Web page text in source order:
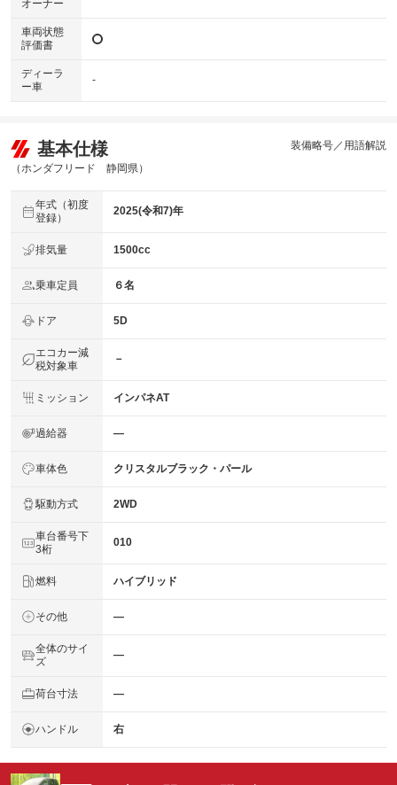
オーナー
車両状態
評価書
ディーラ
ー車
-
基本仕様
（ホンダフリード 静岡県）
装備略号／用語解説
年式（初度
登録）
2025(令和7)年
排気量 1500cc
乗車定員 ６名
ドア 5D
エコカー減
税対象車
－
ミッション インパネAT
過給器 ―
車体色 クリスタルブラック・パール
駆動方式 2WD
車台番号下
3桁
010
燃料 ハイブリッド
その他 ―
全体のサイ
ズ
―
荷台寸法 ―
ハンドル 右